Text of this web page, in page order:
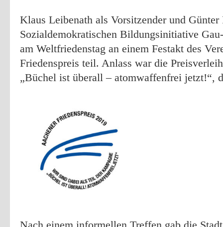
Klaus Leibenath als Vorsitzender und
Sozialdemokratischen Bildungsinitiative
am Weltfriedenstag an einem Festakt des
Friedenspreis teil. Anlass war die
„Büchel ist überall – atomwaffenfrei jetzt!“,